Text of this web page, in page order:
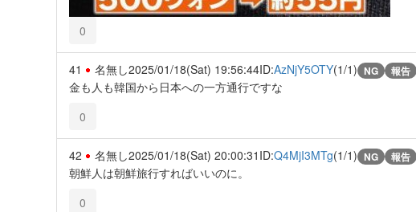
0
41 名無し2025/01/18(Sat) 19:56:44ID:AzNjY5OTY(1/1) NG 報告
金も人も韓国から日本への一方通行ですな
0
42 名無し2025/01/18(Sat) 20:00:31 ID:Q4MjI3MTg(1/1) NG 報告
朝鮮人は朝鮮旅行すればいいのに。
0